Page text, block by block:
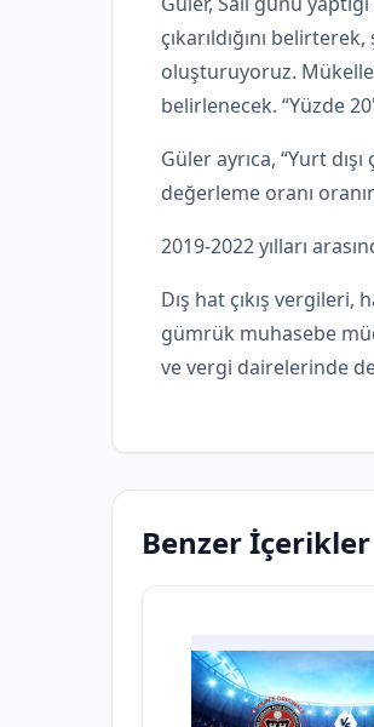
çıkarıldığını
oluşturuyoruz.
belirlenecek. “Yüzde
Güler ayrıca, “Yurt
değerleme oranı
2019-2022 yılları
Dış hat çıkış vergileri,
gümrük muhasebe
ve vergi dairelerinde
Benzer İçerikler